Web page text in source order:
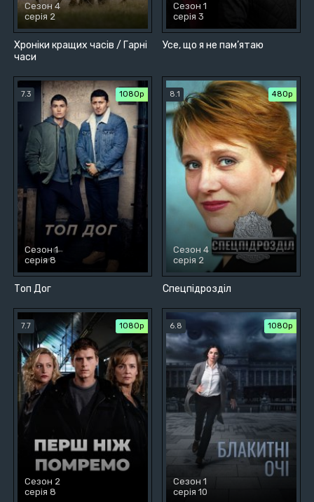
Хроніки кращих часів / Гарні
часи
Сезон 4
серія 2
Усе, що я не пам’ятаю
Сезон 1
серія 3
Топ Дог
7.3 1080p
Сезон 1
серія 8
Спецпідрозділ
8.1 480р
Сезон 4
серія 2
7.7 1080p
Сезон 2
серія 8
6.8 1080p
Сезон 1
серія 10